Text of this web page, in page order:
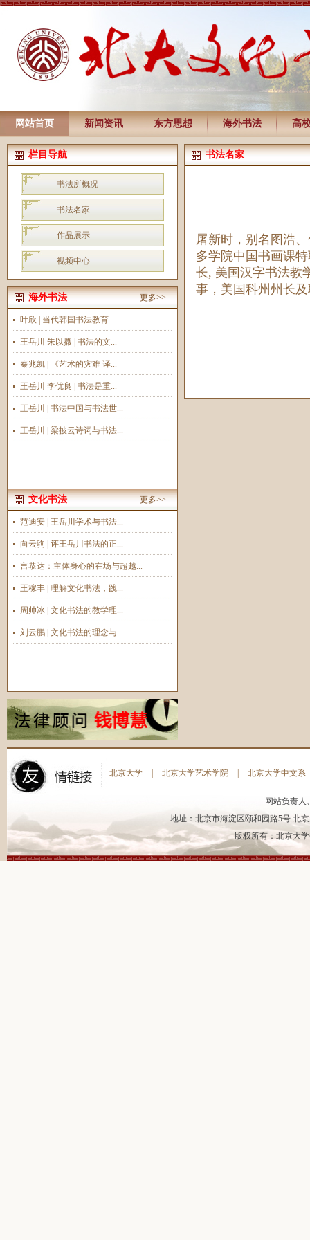
网站首页 新闻资讯 东方思想 海外书法 高
栏目导航
书法所概况
书法名家
作品展示
视频中心
海外书法 更多>>
叶欣 | 当代韩国书法教育
王岳川 朱以撒 | 书法的文...
秦兆凯 | 《艺术的灾难 译...
王岳川 李优良 | 书法是重...
王岳川 | 书法中国与书法世...
王岳川 | 梁披云诗词与书法...
文化书法 更多>>
范迪安 | 王岳川学术与书法...
向云驹 | 评王岳川书法的正...
言恭达：主体身心的在场与超越...
王稼丰 | 理解文化书法，践...
周帅冰 | 文化书法的教学理...
刘云鹏 | 文化书法的理念与...
书法名家
屠新时，别名图浩
多学院中国书画课
长, 美国汉字书法教
事，美国科州州长
北京大学 北京大学艺术学院 北京大学中文系
网站负责
地址：北京市海淀区颐和园路5号 北
版权所有：北京大